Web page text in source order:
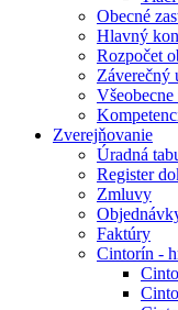
Obecné
Hlavný
Rozpočet
Záverečný
Všeobecne
Zverejňovanie
Úradná
Register
Zmluvy
Faktúry
Cintorín -